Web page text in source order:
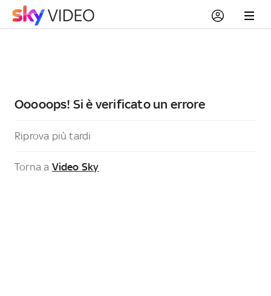
Ooooops! Si è verificato un errore
Riprova più tardi
Torna a Video Sky